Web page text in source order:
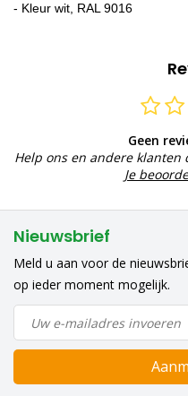
- Kleur wit, RAL 9016
Geen
Help ons en andere klanten
Je
Nieuwsbrief
Meld u aan voor de
op ieder moment mogelijk.